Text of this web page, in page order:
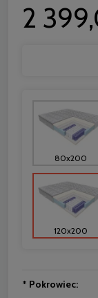
2
80x200
120x200
* Pokrowiec: